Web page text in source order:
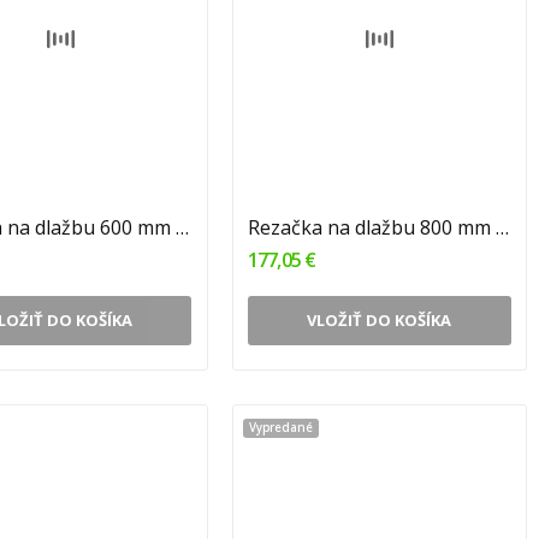
Rezačka na dlažbu 600 mm 1/2
DO KOŠÍKA
Rezačka na dlažbu 800 mm 1/2
177,05 €
VLOŽIŤ DO KOŠÍKA
Vypredané